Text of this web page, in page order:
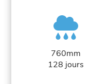
760mm
128 jours